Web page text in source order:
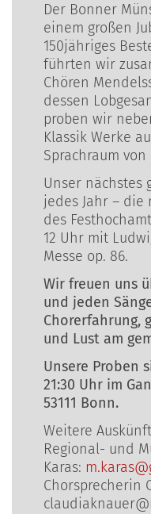
Der Bonner
einem großen
150jähriges
führten wir
Chören
dessen
proben wir
Klassik Werke
Sprachraum von
Unser nächstes
jedes Jahr – die
des
12 Uhr mit
Messe op. 86.
Wir freuen uns
und jeden
Chorerfahrung,
und Lust am
Unsere Proben
21:30 Uhr im
53111 Bonn.
Weitere
Regional- und
Karas:
Chorsprecherin